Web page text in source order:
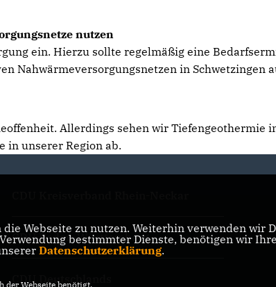
nutzen
ein. Hierzu sollte regelmäßig eine
Nahwärmeversorgungsnetzen in Schwetzingen
Allerdings sehen wir Tiefengeothermie
in unserer Region ab.
CDU Baden-Württemberg
CDU Deutschlands
Webseite zu nutzen. Weiterhin verwenden
bestimmter Dienste, benötigen wir
Datenschutzerklärung.
der Webseite benötigt.